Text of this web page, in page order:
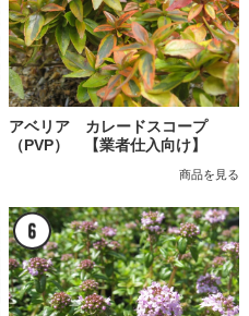
アベリア カレードスコープ
（PVP） 【業者仕入向け】
商品を見る